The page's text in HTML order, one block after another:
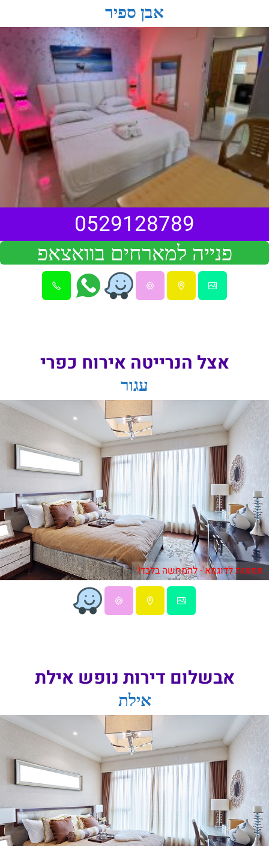
אבן ספיר
0529128789
פנייה למארחים בוואצאפ
אצל הנרייטה אירוח כפרי
עגור
תמונות לדוגמא - להמחשה בלבד!
אבשלום דירות נופש אילת
אילת